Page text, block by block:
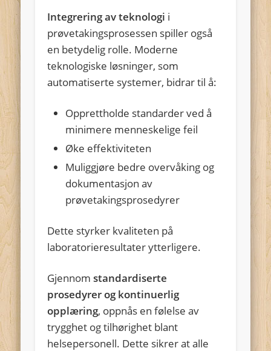
Integrering av teknologi i
prøvetakingsprosessen spiller også
en betydelig rolle. Moderne
teknologiske løsninger, som
automatiserte systemer, bidrar til å:
Opprettholde standarder ved å
minimere menneskelige feil
Øke effektiviteten
Muliggjøre bedre overvåking og
dokumentasjon av
prøvetakingsprosedyrer
Dette styrker kvaliteten på
laboratorieresultater ytterligere.
Gjennomstandardiserte
prosedyrer og kontinuerlig
opplæring, oppnås en følelse av
trygghet og tilhørighet blant
helsepersonell. Dette sikrer at alle